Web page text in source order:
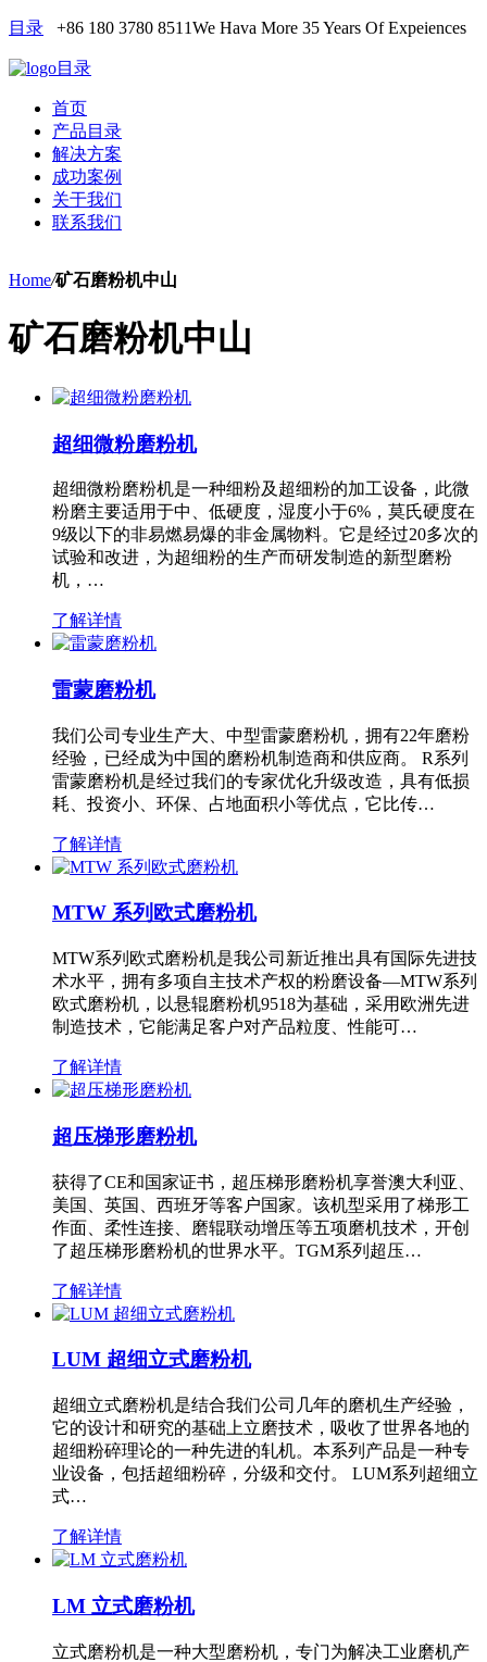
目录 +86 180 3780 8511We Hava More 35 Years Of Expeiences
目录
首页
产品目录
解决方案
成功案例
关于我们
联系我们
Home/矿石磨粉机中山
矿石磨粉机中山
超细微粉磨粉机
超细微粉磨粉机是一种细粉及超细粉的加工设备，此微
粉磨主要适用于中、低硬度，湿度小于6%，莫氏硬度在
9级以下的非易燃易爆的非金属物料。它是经过20多次的
试验和改进，为超细粉的生产而研发制造的新型磨粉
机，…
了解详情
雷蒙磨粉机
我们公司专业生产大、中型雷蒙磨粉机，拥有22年磨粉
经验，已经成为中国的磨粉机制造商和供应商。 R系列
雷蒙磨粉机是经过我们的专家优化升级改造，具有低损
耗、投资小、环保、占地面积小等优点，它比传…
了解详情
MTW 系列欧式磨粉机
MTW系列欧式磨粉机是我公司新近推出具有国际先进技
术水平，拥有多项自主技术产权的粉磨设备—MTW系列
欧式磨粉机，以悬辊磨粉机9518为基础，采用欧洲先进
制造技术，它能满足客户对产品粒度、性能可…
了解详情
超压梯形磨粉机
获得了CE和国家证书，超压梯形磨粉机享誉澳大利亚、
美国、英国、西班牙等客户国家。该机型采用了梯形工
作面、柔性连接、磨辊联动增压等五项磨机技术，开创
了超压梯形磨粉机的世界水平。TGM系列超压…
了解详情
LUM 超细立式磨粉机
超细立式磨粉机是结合我们公司几年的磨机生产经验，
它的设计和研究的基础上立磨技术，吸收了世界各地的
超细粉碎理论的一种先进的轧机。本系列产品是一种专
业设备，包括超细粉碎，分级和交付。 LUM系列超细立
式…
了解详情
LM 立式磨粉机
立式磨粉机是一种大型磨粉机，专门为解决工业磨机产